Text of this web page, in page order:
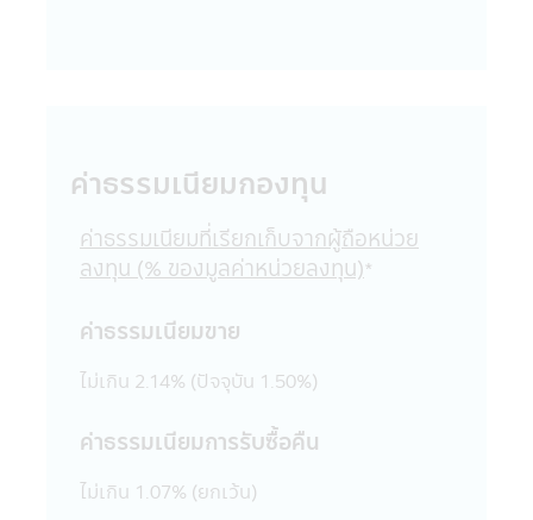
ของข้อมูลในแอปพลิเคชันผ่านโทรศัพท์มือถือนี้
เว้นแต่จะได้รับอนุญาตเป็นลายลักษณ์อักษร
จากบริษัทจัดการก่อน บริษัทจัดการ และผู้
บริหารรวมถึงพนักงานเจ้าหน้าที่ของบริษัท
จัดการขอสงวนสิทธิที่จะไม่รับผิดชอบต่อความ
กระทำโดยเจตนา หรือโดยมิได้รับอนุญาตจาก
ข้อความ ข้อมูล เอกสาร หรือสื่อใดๆ ใน
ข้อความ ข้อมูล เอกสาร หรือสื่อใดๆ ใน
ออกไป ไม่ว่าเป็นการเฉพาะเจาะจง หรือเป็นการ
ค่าธรรมเนียมกองทุน
ค่าธรรมเนียมที่เรียกเก็บจากผู้ถือหน่วย
ลงทุน (% ของมูลค่าหน่วยลงทุน)*
ค่าธรรมเนียมขาย
ไม่เกิน 2.14% (ปัจจุบัน 1.50%)
ค่าธรรมเนียมการรับซื้อคืน
ไม่เกิน 1.07% (ยกเว้น)